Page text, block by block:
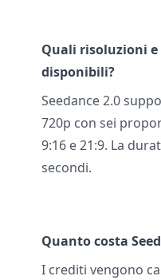
Quali risoluzioni
disponibili?
Seedance 2.0
720p con sei
9:16 e 21:9. La
secondi.
Quanto costa
I crediti vengono